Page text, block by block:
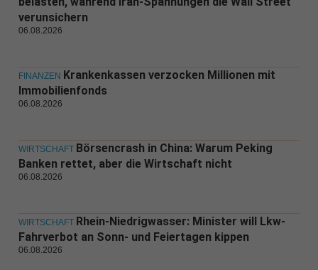
verunsichern
06.08.2026
FINANZEN Krankenkassen verzocken Millionen mit
Immobilienfonds
06.08.2026
WIRTSCHAFT Börsencrash in China: Warum Peking
Banken rettet, aber die Wirtschaft nicht
06.08.2026
WIRTSCHAFT Rhein-Niedrigwasser: Minister will Lkw-
Fahrverbot an Sonn- und Feiertagen kippen
06.08.2026